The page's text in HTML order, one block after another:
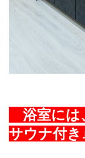
浴室には
サウナ付